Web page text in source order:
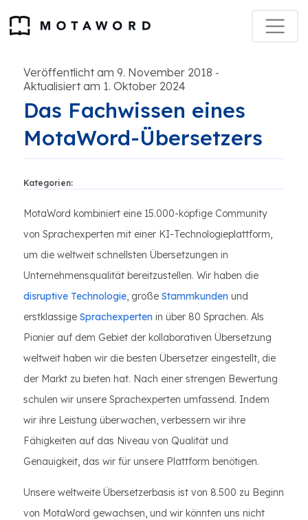
Veröffentlicht am 9. November 2018 -
Aktualisiert am 1. Oktober 2024
Das Fachwissen eines
MotaWord-Übersetzers
Kategorien:
MotaWord kombiniert eine 15.000-köpfige Community
von Sprachexperten mit einer KI-Technologieplattform,
um die weltweit schnellsten Übersetzungen in
Unternehmensqualität bereitzustellen. Wir haben die
disruptive Technologie, große Stammkunden und
erstklassige Sprachexperten in über 80 Sprachen. Als
Pionier auf dem Gebiet der kollaborativen Übersetzung
weltweit haben wir die besten Übersetzer eingestellt, die
der Markt zu bieten hat. Nach einer strengen Bewertung
schulen wir unsere Sprachexperten umfassend. Indem
wir ihre Leistung überwachen, verbessern wir ihre
Fähigkeiten auf das Niveau von Qualität und
Genauigkeit, das wir für unsere Plattform benötigen.
Unsere weltweite Übersetzerbasis ist von 8.500 zu Beginn
von MotaWord gewachsen, und wir könnten uns nicht